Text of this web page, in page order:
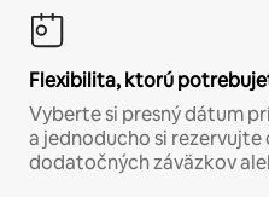
Flexibilita, ktorú
Vyberte si presný dátum
a jednoducho si
dodatočných záväzkov